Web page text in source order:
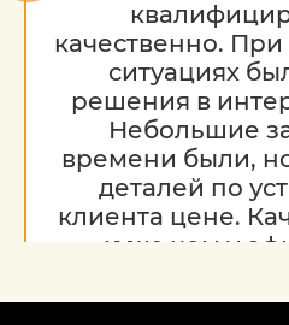
качественно.
ситуациях
решения в
Небольшие
времени были,
деталей по
клиента цене.
хуже чем у
работу, надеюсь